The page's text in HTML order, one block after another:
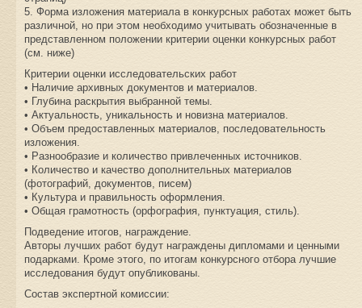
5. Форма изложения материала в конкурсных работах может быть
различной, но при этом необходимо учитывать обозначенные в
представленном положении критерии оценки конкурсных работ
(см. ниже)
Критерии оценки исследовательских работ
• Наличие архивных документов и материалов.
• Глубина раскрытия выбранной темы.
• Актуальность, уникальность и новизна материалов.
• Объем предоставленных материалов, последовательность
изложения.
• Разнообразие и количество привлеченных источников.
• Количество и качество дополнительных материалов
(фотографий, документов, писем)
• Культура и правильность оформления.
• Общая грамотность (орфография, пунктуация, стиль).
Подведение итогов, награждение.
Авторы лучших работ будут награждены дипломами и ценными
подарками. Кроме этого, по итогам конкурсного отбора лучшие
исследования будут опубликованы.
Состав экспертной комиссии: